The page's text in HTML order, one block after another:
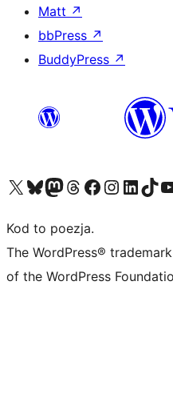
Matt ↗
bbPress ↗
BuddyPress ↗
Odwiedź nasze konto X (dawniej Twitter)
Odwiedź nasze konto Bluesky
Odwiedź nasze konto na Mastodoncie
Odwiedź naszego Threadsa
Odwiedź naszego
Odwiedź nasze konto na
Odwiedź nasze konto
Odwiedź
Kod to poezja.
The WordPress®
of the WordPress